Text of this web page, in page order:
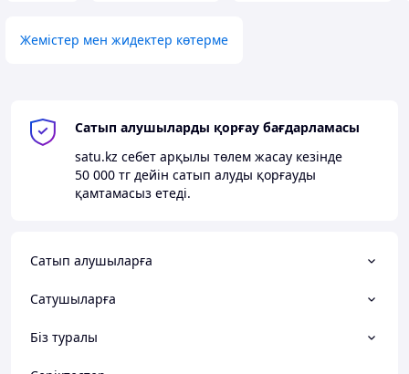
Жемістер мен жидектер көтерме
Сатып алушыларды қорғау бағдарламасы
satu.kz себет арқылы төлем жасау кезінде
50 000 тг дейін сатып алуды қорғауды
қамтамасыз етеді.
Сатып алушыларға
Сатушыларға
Біз туралы